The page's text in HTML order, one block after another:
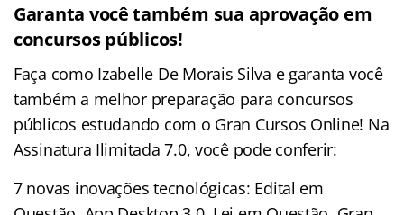
Garanta você também sua aprovação em
concursos públicos!
Faça como Izabelle De Morais Silva e garanta você
também a melhor preparação para concursos
públicos estudando com o Gran Cursos Online! Na
Assinatura Ilimitada 7.0, você pode conferir:
7 novas inovações tecnológicas: Edital em